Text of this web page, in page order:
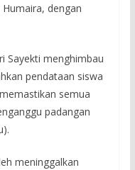
dengan
Sayekti menghimbau
pendataan siswa
semua
padangan
meninggalkan